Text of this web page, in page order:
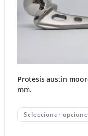
protesis austin moore long. de tallo 155
mm.
Seleccionar